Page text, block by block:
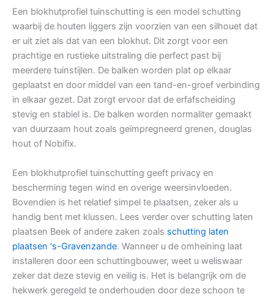
Een blokhutprofiel tuinschutting is een model schutting
waarbij de houten liggers zijn voorzien van een silhouet dat
er uit ziet als dat van een blokhut. Dit zorgt voor een
prachtige en rustieke uitstraling die perfect past bij
meerdere tuinstijlen. De balken worden plat op elkaar
geplaatst en door middel van een tand-en-groef verbinding
in elkaar gezet. Dat zorgt ervoor dat de erfafscheiding
stevig en stabiel is. De balken worden normaliter gemaakt
van duurzaam hout zoals geïmpregneerd grenen, douglas
hout of Nobifix.
Een blokhutprofiel tuinschutting geeft privacy en
bescherming tegen wind en overige weersinvloeden.
Bovendien is het relatief simpel te plaatsen, zeker als u
handig bent met klussen. Lees verder over schutting laten
plaatsen Beek of andere zaken zoals schutting laten
plaatsen ‘s-Gravenzande. Wanneer u de omheining laat
installeren door een schuttingbouwer, weet u weliswaar
zeker dat deze stevig en veilig is. Het is belangrijk om de
hekwerk geregeld te onderhouden door deze schoon te